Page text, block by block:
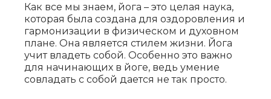
Как все мы знаем, йога – это целая наука,
которая была создана для оздоровления и
гармонизации в физическом и духовном
плане. Она является стилем жизни. Йога
учит владеть собой. Особенно это важно
для начинающих в йоге, ведь умение
совладать с собой дается не так просто.